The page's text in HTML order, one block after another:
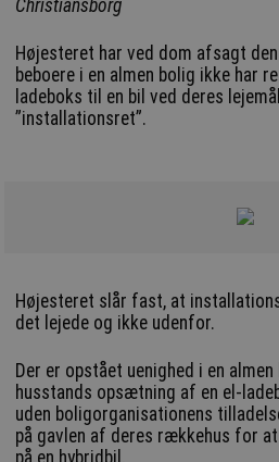
Christiansborg
Højesteret har ved dom afsagt
beboere i en almen bolig ikke har
ladeboks til en bil ved deres
”installationsret”.
Højesteret slår fast, at
det lejede og ikke udenfor.
Der er opstået uenighed i en
husstands opsætning af en el-
uden boligorganisationens
på gavlen af deres rækkehus for
på en hybridbil.